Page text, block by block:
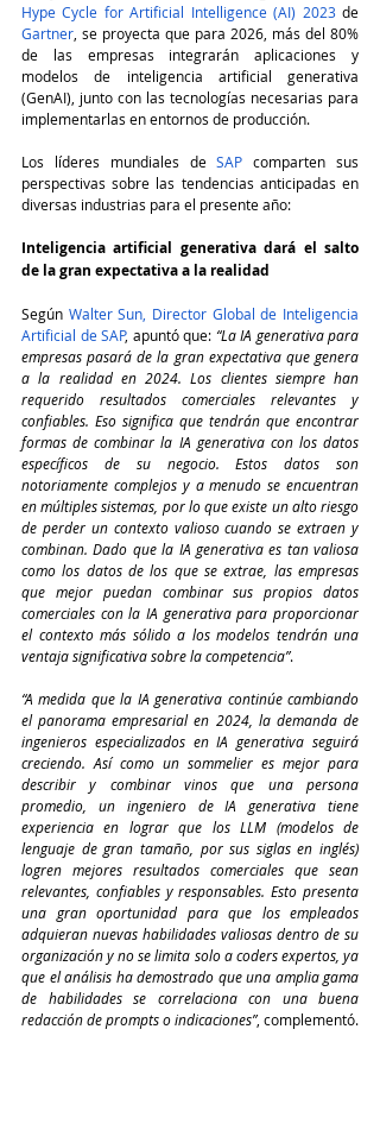
Hype Cycle for Artificial Intelligence (AI) 2023
Gartner , se proyecta que para 2026, más del 80%
de las empresas integrarán aplicaciones y
modelos de inteligencia artificial generativa
(GenAI), junto con las tecnologías necesarias para
implementarlas en entornos de producción.
Los líderes mundiales de SAP comparten sus
perspectivas sobre las tendencias anticipadas en
diversas industrias para el presente año:
Inteligencia artificial generativa dará el salto
de la gran expectativa a la realidad
Según Walter Sun, Director Global de Inteligencia
Artificial de SAP, apuntó que: “La IA generativa para
empresas pasará de la gran expectativa que genera
a la realidad en 2024. Los clientes siempre han
requerido resultados comerciales relevantes y
confiables. Eso significa que tendrán que encontrar
formas de combinar la IA generativa con los datos
específicos de su negocio. Estos datos son
notoriamente complejos y a menudo se encuentran
en múltiples sistemas, por lo que existe un alto riesgo
de perder un contexto valioso cuando se extraen y
combinan. Dado que la IA generativa es tan valiosa
como los datos de los que se extrae, las empresas
que mejor puedan combinar sus propios datos
comerciales con la IA generativa para proporcionar
el contexto más sólido a los modelos tendrán una
ventaja significativa sobre la competencia”.
“A medida que la IA generativa continúe cambiando
el panorama empresarial en 2024, la demanda de
ingenieros especializados en IA generativa seguirá
creciendo. Así como un sommelier es mejor para
describir y combinar vinos que una persona
promedio, un ingeniero de IA generativa tiene
experiencia en lograr que los LLM (modelos de
lenguaje de gran tamaño, por sus siglas en inglés)
logren mejores resultados comerciales que sean
relevantes, confiables y responsables. Esto presenta
una gran oportunidad para que los empleados
adquieran nuevas habilidades valiosas dentro de su
organización y no se limita solo a coders expertos, ya
que el análisis ha demostrado que una amplia gama
de habilidades se correlaciona con una buena
redacción de prompts o indicaciones”, complementó.